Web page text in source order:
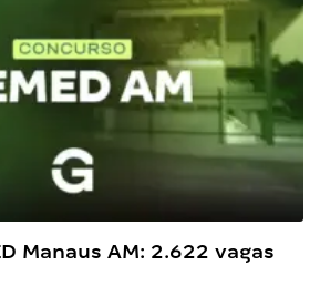
Manaus AM: 2.622 vagas